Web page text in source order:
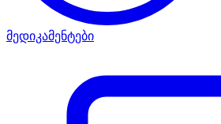
მედიკამენტები